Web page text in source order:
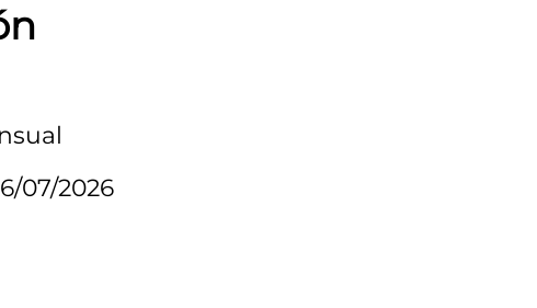
07/2026